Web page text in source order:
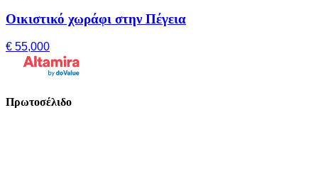
Οικιστικό χωράφι στην Πέγεια
€ 55,000
Πρωτοσέλιδο